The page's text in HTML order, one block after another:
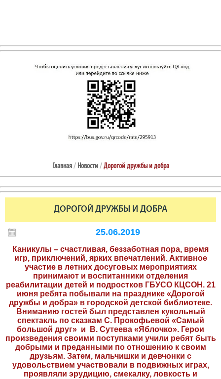
Главная / Новости / Дорогой дружбы и добра
ДОРОГОЙ ДРУЖБЫ И ДОБРА
25.06.2019
Каникулы – счастливая, беззаботная пора, время
игр, приключений, ярких впечатлений. Активное
участие в летних досуговых мероприятиях
принимают и воспитанники отделения
реабилитации детей и подростков ГБУСО КЦСОН. 21
июня ребята побывали на празднике «Дорогой
дружбы и добра» в городской детской библиотеке.
Вниманию гостей был представлен кукольный
спектакль по сказкам С. Прокофьевой «Самый
большой друг» и В. Сутеева «Яблочко». Герои
произведения своими поступками учили ребят быть
добрыми и преданными по отношению к своим
друзьям. Затем, мальчишки и девчонки с
удовольствием участвовали в подвижных играх,
проявляли эрудицию, смекалку, ловкость и